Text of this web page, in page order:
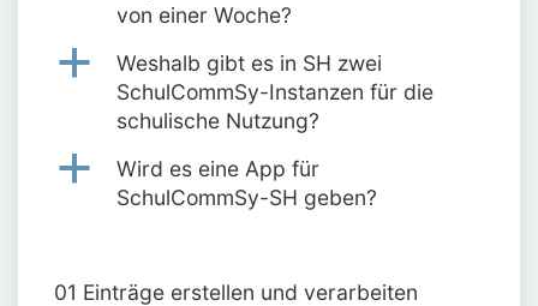
von einer Woche?
a
Weshalb gibt es in SH zwei
SchulCommSy-Instanzen für die
schulische Nutzung?
a
Wird es eine App für
SchulCommSy-SH geben?
01 Einträge erstellen und verarbeiten